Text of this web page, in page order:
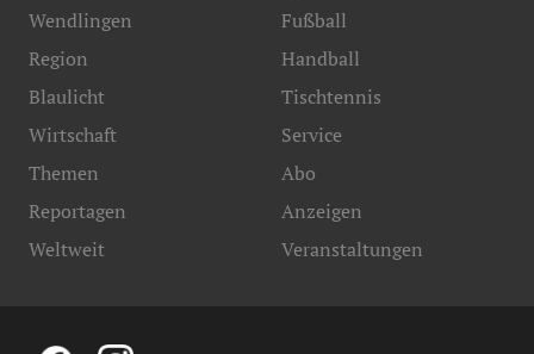
Wendlingen
Region
Blaulicht
Fußball
Handball
Tischtennis
Wirtschaft
Themen
Reportagen
Weltweit
Service
Abo
Anzeigen
Veranstaltungen